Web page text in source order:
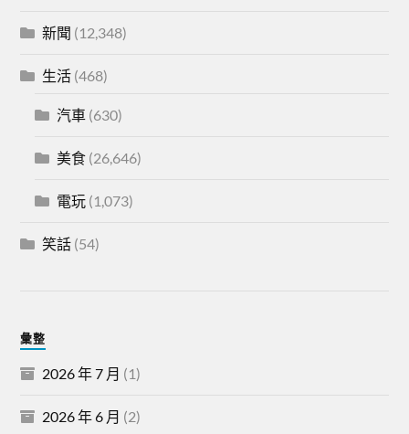
新聞 (12,348)
生活 (468)
汽車 (630)
美食 (26,646)
電玩 (1,073)
笑話 (54)
彙整
2026 年 7 月 (1)
2026 年 6 月 (2)